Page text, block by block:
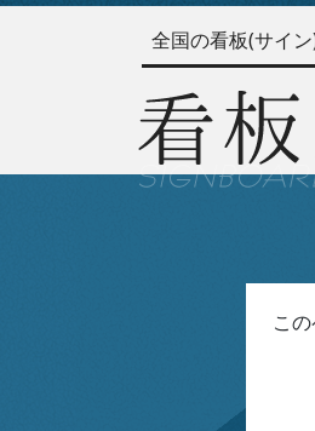
全国の看板(サイ
こ